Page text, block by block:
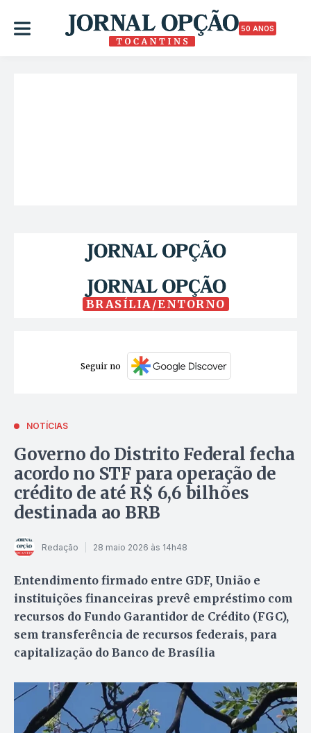
50 ANOS
BRASÍLIA/ENTORNO
Seguir no
NOTÍCIAS
Governo do Distrito Federal fecha
acordo no STF para operação de
crédito de até R$ 6,6 bilhões
destinada ao BRB
Redação 28 maio 2026 às 14h48
Entendimento firmado entre GDF, União e
instituições financeiras prevê empréstimo com
recursos do Fundo Garantidor de Crédito (FGC),
sem transferência de recursos federais, para
capitalização do Banco de Brasília